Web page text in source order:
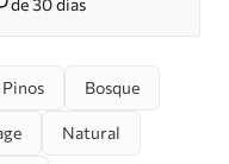
Pinos Bosque
Natural